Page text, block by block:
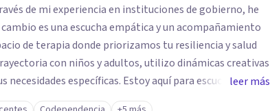
de mi experiencia en instituciones de gobierno, he
es una escucha empática y un acompañamiento
de terapia donde priorizamos tu resiliencia y salud
con niños y adultos, utilizo dinámicas creativas
necesidades específicas. Estoy aquí para escucharte y
necesarias para fortalecer tu paz mental.
leer más